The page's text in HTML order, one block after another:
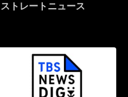
ストレートニュース